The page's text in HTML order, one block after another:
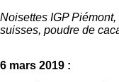
Noisettes IGP
suisses, poudre de
6 mars 2019 :